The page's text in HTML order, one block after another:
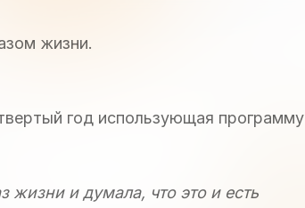
жизни.
год использующая программу
жизни и думала, что это и есть